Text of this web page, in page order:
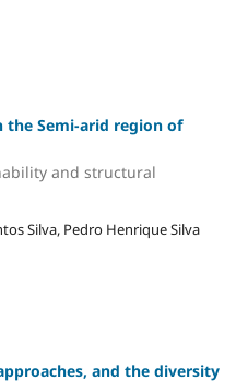
the Semi-arid region of
and structural
Silva, Pedro Henrique Silva
and the diversity